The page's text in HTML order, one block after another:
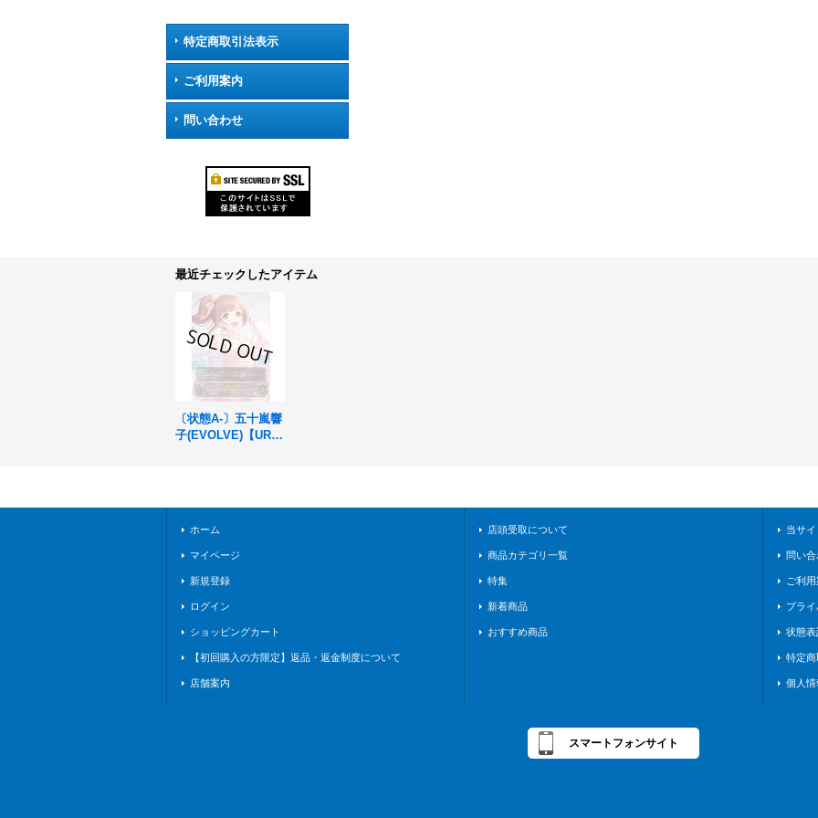
特定商取引法表示
ご利用案内
問い合わせ
最近チェックしたアイテム
〔状態A-〕五十嵐響
子(EVOLVE)【UR】
ホーム
マイページ
新規登録
ログイン
ショッピングカート
【初回購入の方限定】返品・返金制度について
店舗案内
店頭受取について
商品カテゴリ一覧
特集
新着商品
おすすめ商品
当サ
問い合
ご利
プラ
状態表
特定
個人
スマートフォンサイト